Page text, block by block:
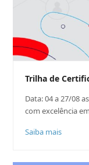
Trilha de
Data: 04 a 27/08
com excelência
Saiba mais